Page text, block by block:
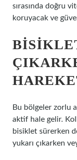
sırasında doğru
koruyacak ve
Bu bölgeler zorlu
aktif hale gelir.
bisiklet sürerken
yukarı çıkarken